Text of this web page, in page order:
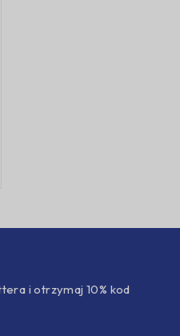
i otrzymaj 10% kod